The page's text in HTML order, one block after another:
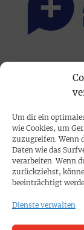
Um dir ein
wie Cookies, um
zuzugreifen. Wenn
Daten wie das
verarbeiten. Wenn
zurückziehst,
beeinträchtigt
Dienste verwalten
Mediadaten
Impressum
SPENDEN